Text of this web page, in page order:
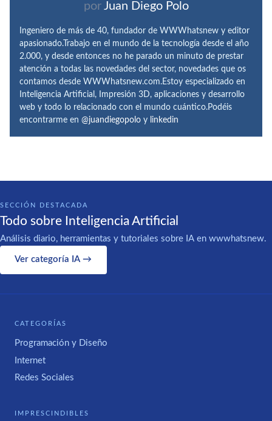
por Juan Diego Polo
Ingeniero de más de 40, fundador de WWWhatsnew y editor
apasionado.Trabajo en el mundo de la tecnología desde el año
2.000, y desde entonces no he parado un minuto de prestar
atención a todas las novedades del sector, novedades que os
contamos desde WWWhatsnew.com.Estoy especializado en
Inteligencia Artificial, Impresión 3D, aplicaciones y desarrollo
web y todo lo relacionado con el mundo cuántico.Podéis
encontrarme en @juandiegopolo y linkedin
SECCIÓN DESTACADA
Todo sobre Inteligencia Artificial
Análisis diario, herramientas y tutoriales sobre IA en wwwhatsnew.
Ver categoría IA →
CATEGORÍAS
Programación y Diseño
Internet
Redes Sociales
IMPRESCINDIBLES